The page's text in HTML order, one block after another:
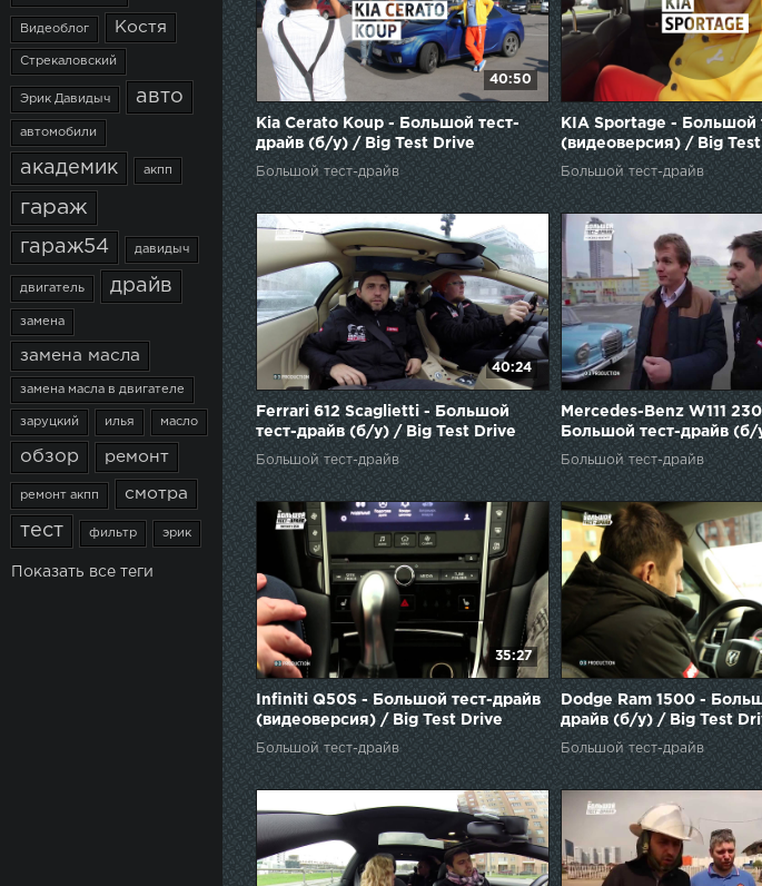
Видеоблог Костя
Стрекаловский
Эрик Давидыч авто
автомобили
академик акпп
гараж
гараж54 давидыч
двигатель драйв
замена
замена масла
замена масла в двигателе
заруцкий илья масло
обзор ремонт
ремонт акпп смотра
тест фильтр эрик
Показать все теги
40:50
Kia Cerato Koup - Большой тест-
драйв (б/у) / Big Test Drive
Большой тест-драйв
KIA Sportage - Большой
(видеоверсия) / Big
Большой тест-драйв
40:24
Ferrari 612 Scaglietti - Большой
тест-драйв (б/у) / Big Test Drive
Большой тест-драйв
Mercedes-Benz W111
Большой тест-драйв (б/
Drive
Большой тест-драйв
35:27
Infiniti Q50S - Большой тест-драйв
(видеоверсия) / Big Test Drive
Большой тест-драйв
Dodge Ram 1500 -
драйв (б/у) / Big Test
Большой тест-драйв